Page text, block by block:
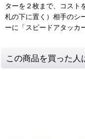
ターを２枚まで、コスト
札の下に置く）相手のシ
ーに「スピードアタッカ
この商品を買った人